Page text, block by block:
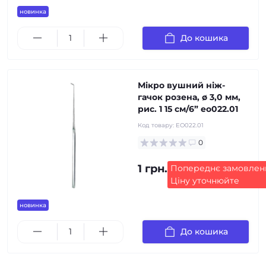
новинка
До кошика
новинка
Мікро вушний ніж-
гачок розена, ø 3,0 мм,
рис. 1 15 см/6” eo022.01
Код товару: EO022.01
0
1 грн. Попереднє
Ціну уточнюйте
До кошика